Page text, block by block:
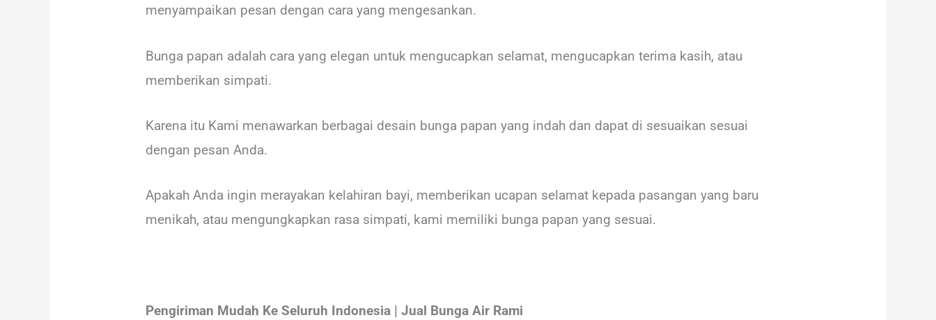
menyampaikan pesan dengan cara yang mengesankan.
Bunga papan adalah cara yang elegan untuk mengucapkan selamat, mengucapkan terima kasih, atau
memberikan simpati.
Karena itu Kami menawarkan berbagai desain bunga papan yang indah dan dapat di sesuaikan sesuai
dengan pesan Anda.
Apakah Anda ingin merayakan kelahiran bayi, memberikan ucapan selamat kepada pasangan yang baru
menikah, atau mengungkapkan rasa simpati, kami memiliki bunga papan yang sesuai.
Pengiriman Mudah Ke Seluruh Indonesia | Jual Bunga Air Rami